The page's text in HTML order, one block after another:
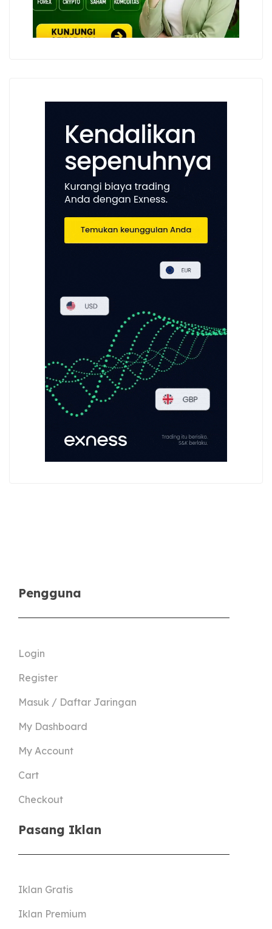
Pengguna
Login
Register
Masuk / Daftar Jaringan
My Dashboard
My Account
Cart
Checkout
Pasang Iklan
Iklan Gratis
Iklan Premium